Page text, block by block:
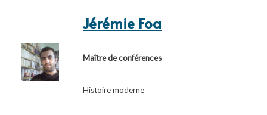
Jérémie Foa
Maître de conférences
Histoire moderne